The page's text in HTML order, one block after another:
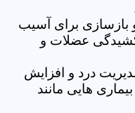
برای آسیب
عضلات و
درد و افزایش
هایی مانند